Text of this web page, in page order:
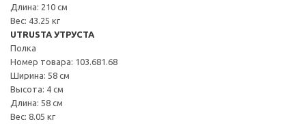
Длина: 210 см
Вес: 43.25 кг
UTRUSTA УТРУСТА
Полка
Номер товара: 103.681.68
Ширина: 58 см
Высота: 4 см
Длина: 58 см
Вес: 8.05 кг